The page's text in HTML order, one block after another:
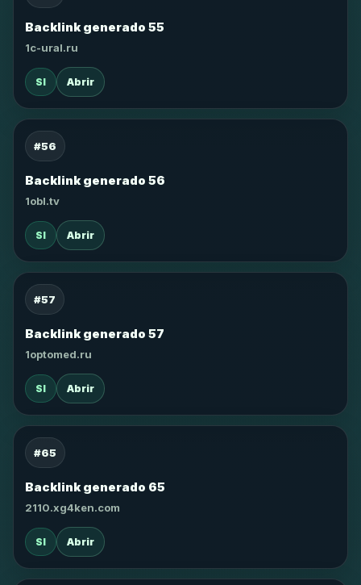
Backlink generado 55
1c-ural.ru
SI Abrir
#56
Backlink generado 56
1obl.tv
SI Abrir
#57
Backlink generado 57
1optomed.ru
SI Abrir
#65
Backlink generado 65
2110.xg4ken.com
SI Abrir